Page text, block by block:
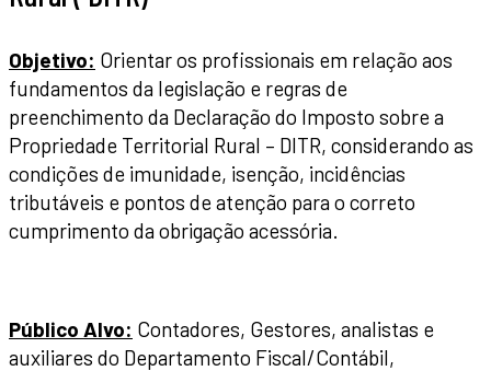
Objetivo: Orientar os profissionais em relação aos
fundamentos da legislação e regras de
preenchimento da Declaração do Imposto sobre a
Propriedade Territorial Rural – DITR, considerando as
condições de imunidade, isenção, incidências
tributáveis e pontos de atenção para o correto
cumprimento da obrigação acessória.
Público Alvo: Contadores, Gestores, analistas e
auxiliares do Departamento Fiscal/Contábil,